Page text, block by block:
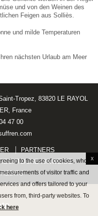
und von den Weinen des
Feigen aus Solliès.
und milde Temperaturen
nächsten Urlaub am Meer
Tropez, 83820 LE RAYOL
France
47 00
PARTNERS
HINWEISE
to the use of cookies, whose
of visitor traffic and
and offers tailored to your
from, third-party websites. To
here
x